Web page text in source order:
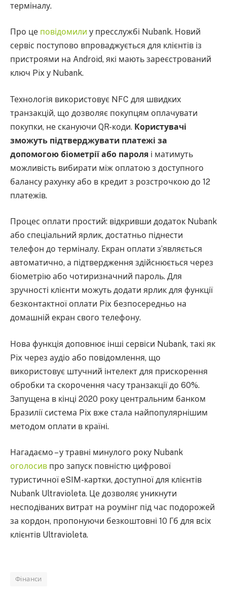
терміналу.
Про це повідомили у пресслужбі Nubank. Новий
сервіс поступово впроваджується для клієнтів із
пристроями на Android, які мають зареєстрований
ключ Pix у Nubank.
Технологія використовує NFC для швидких
транзакцій, що дозволяє покупцям оплачувати
покупки, не скануючи QR-коди. Користувачі
зможуть підтверджувати платежі за
допомогою біометрії або пароля і матимуть
можливість вибирати між оплатою з доступного
балансу рахунку або в кредит з розстрочкою до 12
платежів.
Процес оплати простий: відкривши додаток Nubank
або спеціальний ярлик, достатньо піднести
телефон до терміналу. Екран оплати з’являється
автоматично, а підтвердження здійснюється через
біометрію або чотиризначний пароль. Для
зручності клієнти можуть додати ярлик для функції
безконтактної оплати Pix безпосередньо на
домашній екран свого телефону.
Нова функція доповнює інші сервіси Nubank, такі як
Pix через аудіо або повідомлення, що
використовує штучний інтелект для прискорення
обробки та скорочення часу транзакції до 60%.
Запущена в кінці 2020 року центральним банком
Бразилії система Pix вже стала найпопулярнішим
методом оплати в країні.
Нагадаємо – у травні минулого року Nubank
оголосив про запуск повністю цифрової
туристичної eSIM-картки, доступної для клієнтів
Nubank Ultravioleta. Це дозволяє уникнути
несподіваних витрат на роумінг під час подорожей
за кордон, пропонуючи безкоштовні 10 Гб для всіх
клієнтів Ultravioleta.
Фінанси